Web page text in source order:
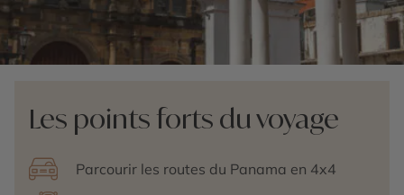
Les points forts du voyage
Parcourir les routes du Panama en 4x4